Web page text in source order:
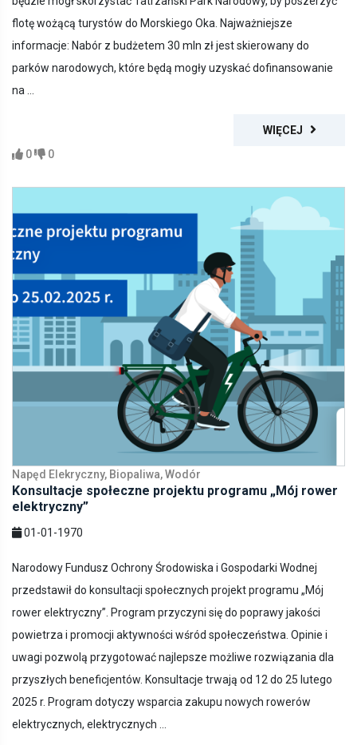
flotę wożącą turystów do Morskiego Oka. Najważniejsze
informacje: Nabór z budżetem 30 mln zł jest skierowany do
parków narodowych, które będą mogły uzyskać dofinansowanie
na ...
WIĘCEJ
0
0
Napęd Elekryczny, Biopaliwa, Wodór
Konsultacje społeczne projektu programu „Mój rower
elektryczny”
01-01-1970
Narodowy Fundusz Ochrony Środowiska i Gospodarki Wodnej
przedstawił do konsultacji społecznych projekt programu „Mój
rower elektryczny”. Program przyczyni się do poprawy jakości
powietrza i promocji aktywności wśród społeczeństwa. Opinie i
uwagi pozwolą przygotować najlepsze możliwe rozwiązania dla
przyszłych beneficjentów. Konsultacje trwają od 12 do 25 lutego
2025 r. Program dotyczy wsparcia zakupu nowych rowerów
elektrycznych, elektrycznych ...